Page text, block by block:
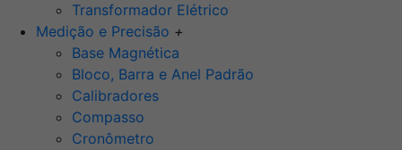
Transformador Elétrico
Medição e Precisão +
Base Magnética
Bloco, Barra e Anel Padrão
Calibradores
Compasso
Cronômetro